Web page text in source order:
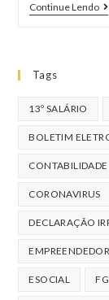
Continue Lendo
Tags
13º SALÁRIO
BOLETIM
CORONAVIRUS
DECLARAÇÃO
ESOCIAL